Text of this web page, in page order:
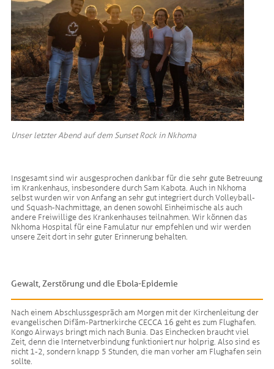
Unser letzter Abend auf dem Sunset Rock in Nkhoma
Insgesamt sind wir ausgesprochen dankbar für die sehr gute Betreuung
im Krankenhaus, insbesondere durch Sam Kabota. Auch in Nkhoma
selbst wurden wir von Anfang an sehr gut integriert durch Volleyball-
und Squash-Nachmittage, an denen sowohl Einheimische als auch
andere Freiwillige des Krankenhauses teilnahmen. Wir können das
Nkhoma Hospital für eine Famulatur nur empfehlen und wir werden
unsere Zeit dort in sehr guter Erinnerung behalten.
Gewalt, Zerstörung und die Ebola-Epidemie
Nach einem Abschlussgespräch am Morgen mit der Kirchenleitung der
evangelischen Difäm-Partnerkirche CECCA 16 geht es zum Flughafen.
Kongo Airways bringt mich nach Bunia. Das Einchecken braucht viel
Zeit, denn die Internetverbindung funktioniert nur holprig. Also sind es
nicht 1-2, sondern knapp 5 Stunden, die man vorher am Flughafen sein
sollte.